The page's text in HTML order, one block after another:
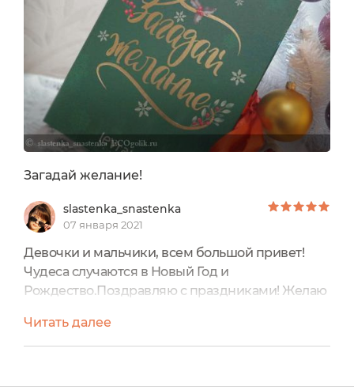
Загадай желание!
slastenka_snastenka
07 января 2021
Девочки и мальчики, всем большой привет!
Чудеса случаются в Новый Год и
Рождество.Поздравляю с праздниками! Желаю
А чтобы ожидание волшебства было ещё более
приятным, необходимо совсем
Это новинка у производителя и очень радует,
Читать далее